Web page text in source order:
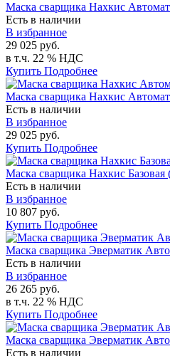
Маска сварщика Нахкис
Есть в наличии
В избранное
29 025 руб.
в т.ч. 22 % НДС
Купить Подробнее
Маска сварщика Нахкис
Есть в наличии
В избранное
29 025 руб.
Купить Подробнее
Маска сварщика Нахкис Базовая
Есть в наличии
В избранное
10 807 руб.
Купить Подробнее
Маска сварщика Эверматик
Есть в наличии
В избранное
26 265 руб.
в т.ч. 22 % НДС
Купить Подробнее
Маска сварщика Эверматик
Есть в наличии